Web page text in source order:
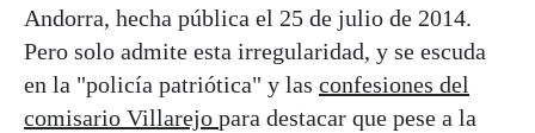
Andorra, hecha pública el 25 de julio de 2014.
Pero solo admite esta irregularidad, y se escuda
en la "policía patriótica" y las confesiones del
comisario Villarejo para destacar que pese a la